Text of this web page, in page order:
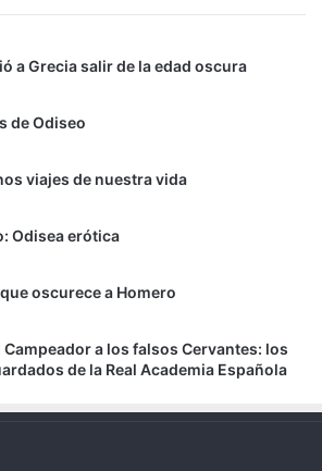
a Grecia salir de la edad oscura
de Odiseo
viajes de nuestra vida
Odisea erótica
oscurece a Homero
Campeador a los falsos Cervantes: los
de la Real Academia Española